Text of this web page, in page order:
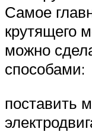
Самое
крутящего
можно
способами:
поставить